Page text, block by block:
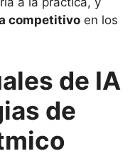
competitivo en los
de IA
de